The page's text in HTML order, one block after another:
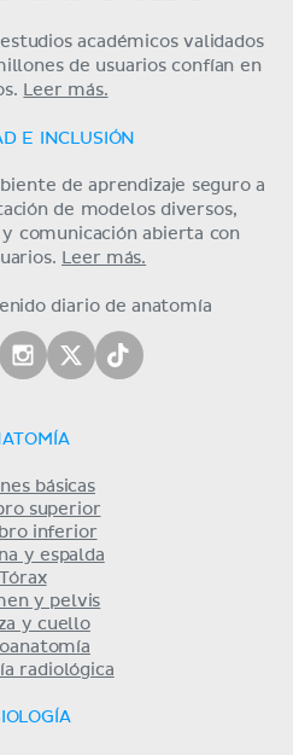
académicos validados
de usuarios confían en
Leer más.
E INCLUSIÓN
de aprendizaje seguro a
de modelos diversos,
comunicación abierta con
Leer más.
diario de anatomía
básicas
superior
inferior
y espalda
Tórax
y pelvis
y cuello
radiológica